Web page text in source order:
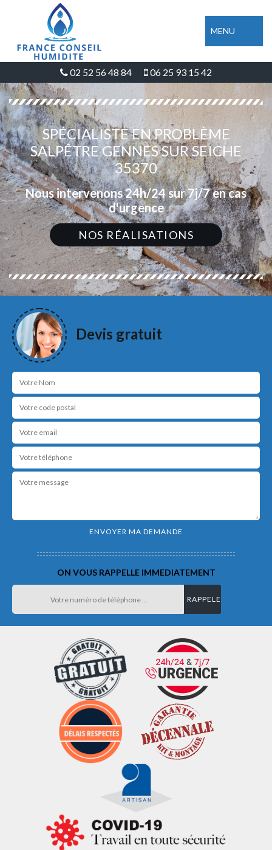
MENU
02 52 56 48 84 06 25 93 15 42
SPÉCIALISTE EN PROBLÈME
SALPÊTRE GENNES SUR SEICHE
35370
Nous intervenons 24h/24 sur 7j/7 en cas
d'urgence
NOS RÉALISATIONS
Devis gratuit
ON VOUS RAPPELLE IMMEDIATEMENT